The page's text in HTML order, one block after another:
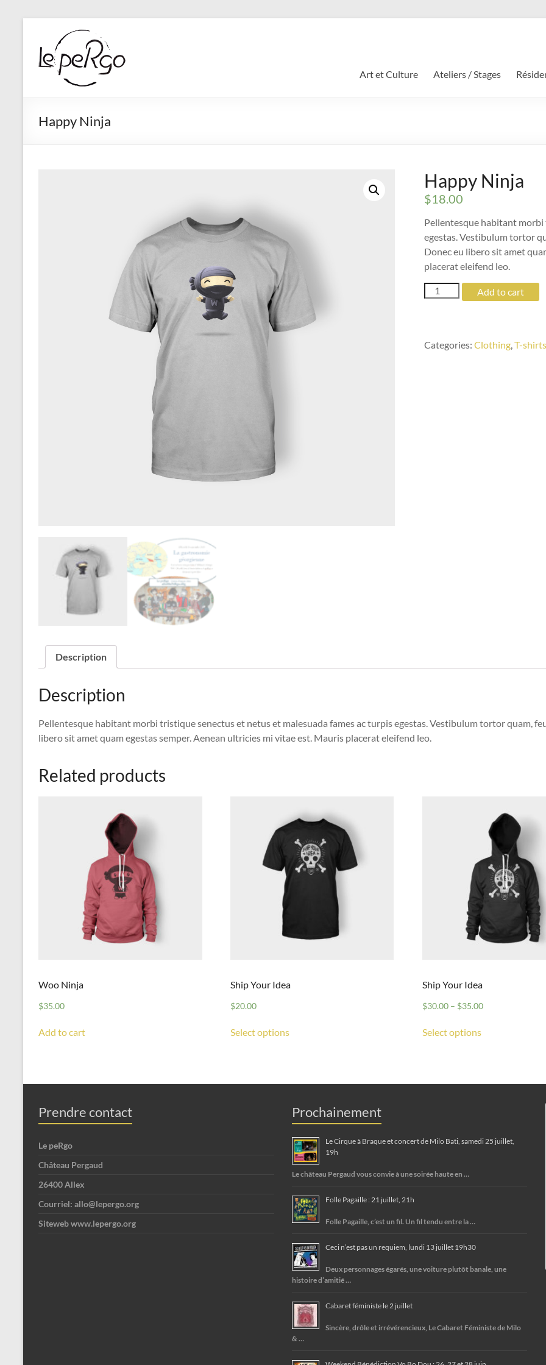
contenu
Art et Culture Ateliers / Stages
Happy Ninja
Happy Ninja
$18.00
Pellentesque habitant morbi
egestas. Vestibulum tortor
Donec eu libero sit amet
placerat eleifend leo.
Happy
Ninja
Add to cart
Categories:Clothing,T-
Description
Description
Pellentesque habitant morbi tristique senectus et netus et malesuada fames ac turpis egestas. Vestibulum tortor quam,
libero sit amet quam egestas semper. Aenean ultricies mi vitae est. Mauris placerat eleifend leo.
Related products
Woo Ninja
$35.00
Add to cart
Ship Your Idea
$20.00
Select options
Ship Your Idea
$30.00– $35.00
Select options
Prendre contact
Le peRgo
Château Pergaud
26400 Allex
Courriel: allo@lepergo.org
Siteweb www.lepergo.org
Prochainement
Le Cirque à Braque et concert de Milo Bati, samedi 25 juillet,
19h
Le château Pergaud vous convie à une soirée haute en …
Folle Pagaille : 21 juillet, 21h
Folle Pagaille, c’est un fil. Un fil tendu entre la …
Ceci n’est pas un requiem, lundi 13 juillet 19h30
Deux personnages égarés, une voiture plutôt banale, une
histoire d’amitié …
Cabaret féministe le 2 juillet
Sincère, drôle et irrévérencieux, Le Cabaret Féministe de Milo
& …